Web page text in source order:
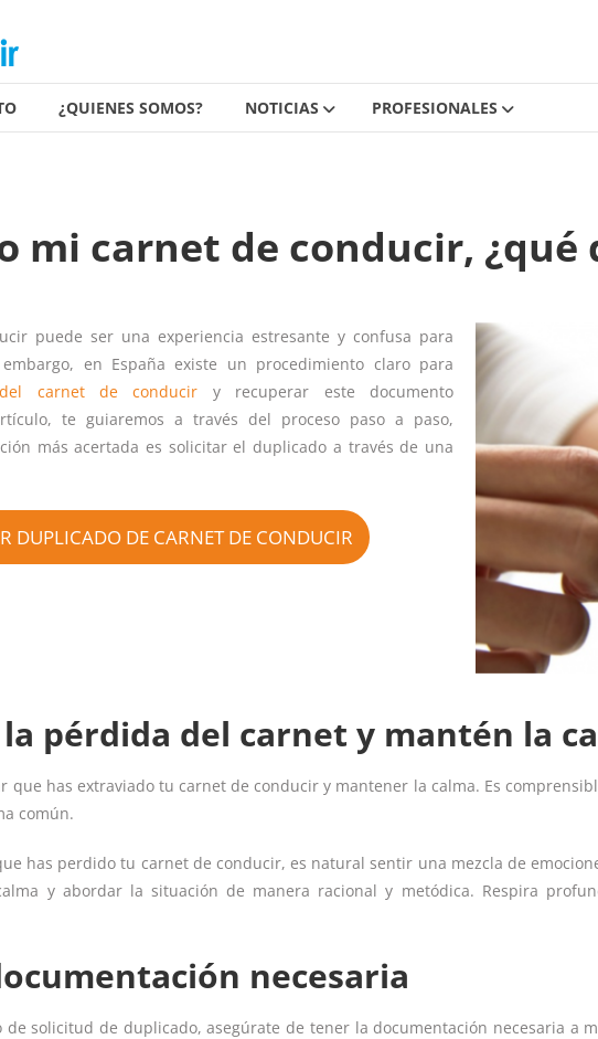
¿QUIENES SOMOS? NOTICIAS PROFESIONALES
mi carnet de conducir, ¿qué
puede ser una experiencia estresante y confusa para
en España existe un procedimiento claro para
carnet de conducir y recuperar este documento
te guiaremos a través del proceso paso a paso,
más acertada es solicitar el duplicado a través de una
DUPLICADO DE CARNET DE CONDUCIR
pérdida del carnet y mantén la
que has extraviado tu carnet de conducir y mantener la calma. Es
común.
has perdido tu carnet de conducir, es natural sentir una mezcla de
y abordar la situación de manera racional y metódica. Respira
necesaria
solicitud de duplicado, asegúrate de tener la documentación necesaria a